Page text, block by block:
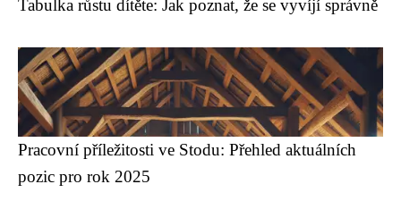
Tabulka růstu dítěte: Jak poznat, že se vyvíjí správně
Pracovní příležitosti ve Stodu: Přehled aktuálních
pozic pro rok 2025